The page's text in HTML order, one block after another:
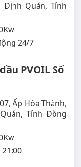
Định Quán, Tỉnh
24/7
PVOIL Số
Ấp Hòa Thành,
Tỉnh Đồng
21:00